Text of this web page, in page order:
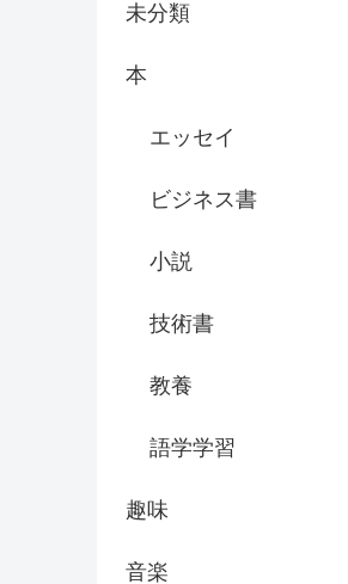
未分類
本
エッセイ
ビジネス書
小説
技術書
教養
語学学習
趣味
音楽